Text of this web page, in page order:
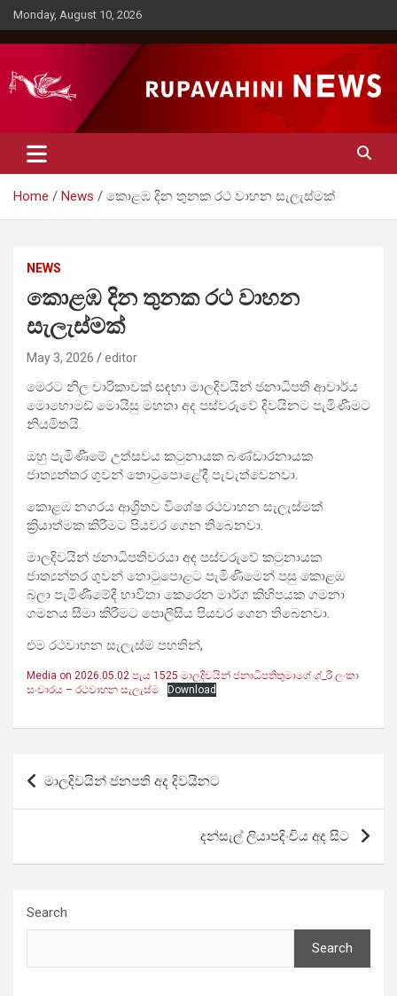
Skip
to
content
Monday, August 10, 2026
Rupavahini News
Home News කොළඹ දින තුනක රථ වාහන සැලැස්මක්
NEWS
කොළඹ දින තුනක රථ වාහන
සැලැස්මක්
May 3, 2026 editor
මෙරට නිල චාරිකාවක් සඳහා මාලදිවයින් ජනාධිපති ආචාර්ය
මොහොමඩ් මොයිසු මහතා අද පස්වරුවේ දිවයිනට පැමිණීමට
නියමිතයි.
ඔහු පැමිණීමේ උත්සවය කටුනායක බණ්ඩාරනායක
ජාත්‍යන්තර ගුවන් තොටුපොළේදී පැවැත්වෙනවා.
කොළඹ නගරය ආශ්‍රිතව විශේෂ රථවාහන සැලැස්මක්
ක්‍රියාත්මක‍ කිරීමට පියවර ගෙන තිබෙනවා.
මාලදිවයින් ජනාධිපතිවරයා අද පස්වරුවේ කටුනායක
ජාත්‍යන්තර ගුවන් තොටුපොළට පැමිණීමෙන් පසු කොළඹ
බලා පැමිණීමේදී භාවිතා කෙරෙන මාර්ග කිහිපයක ගමනා
ගමනය සීමා කිරීමට පොලීසිය පියවර ගෙන තිබෙනවා.
එම රථවාහන සැලැස්ම පහතින්,
Media on 2026.05.02 පැය 1525 මාලදිවයින් ජනාධිපතිතුමාගේ ශ්_රී ලංකා
සංචාරය – රථවාහන සැලැස්ම
Download
Post
navigation
මාලදිවයින් ජනපති අද දිවයිනට
දන්සැල් ලියාපදිංචිය අද සිට
Search
Search